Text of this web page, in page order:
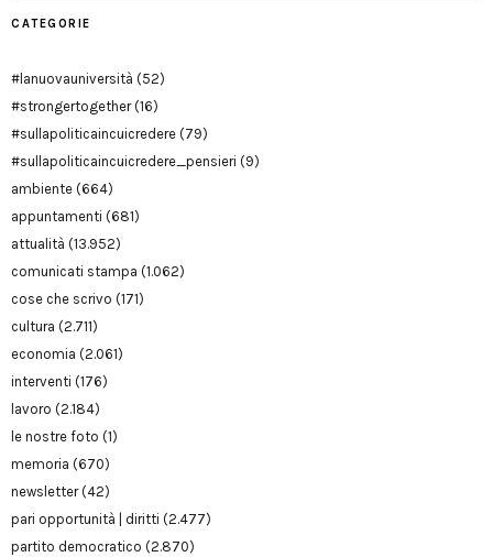
CATEGORIE
#lanuovauniversità (52)
#strongertogether(16)
#sullapoliticaincuicredere (79)
#sullapoliticaincuicredere_pensieri (9)
ambiente (664)
appuntamenti (681)
attualità (13.952)
comunicati stampa (1.062)
cose che scrivo (171)
cultura (2.711)
economia (2.061)
interventi (176)
lavoro (2.184)
le nostre foto (1)
memoria (670)
newsletter(42)
pari opportunità | diritti (2.477)
partito democratico (2.870)